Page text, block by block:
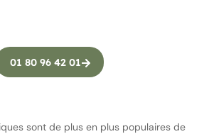
01 80 96 42 01
sont de plus en plus populaires de